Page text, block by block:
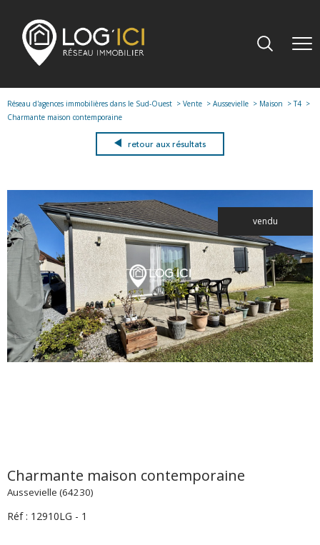
Réseau d'agences immobilières dans le Sud-Ouest Vente Aussevielle Maison
T4
Charmante maison contemporaine
retour aux résultats
vendu
Charmante maison contemporaine
Aussevielle (64230)
Réf : 12910LG - 1